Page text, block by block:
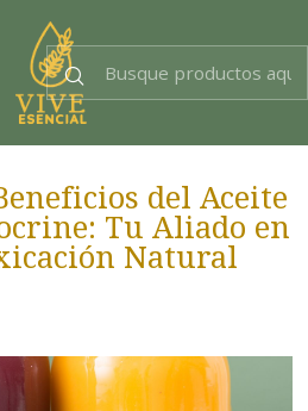
del Aceite
Tu Aliado en
Natural
EsencIAl
en bienestar